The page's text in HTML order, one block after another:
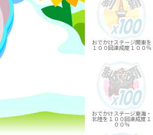
おでかけステージ関東を
１００回達成度１００％
おでかけステージ東海・
北陸を１００回達成度１
００％